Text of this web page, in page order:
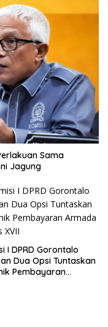
Sama
Jagung
I DPRD Gorontalo
Dua Opsi Tuntaskan
Pembayaran